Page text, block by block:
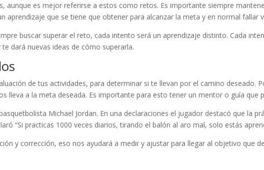
aunque es mejor referirse a estos como retos. Es importante siempre
aprendizaje que se tiene que obtener para alcanzar la meta y en normal fallar
buscar superar el reto, cada intento será un aprendizaje distinto. Cada
dará nuevas ideas de cómo superarla.
de tus actividades, para determinar si te llevan por el camino deseado.
lleva a la meta deseada. Es importante para esto tener un mentor o guía que
Michael Jordan. En una declaraciones el jugador destacó que la
“Si practicas 1000 veces diarios, tirando el balón al aro mal, solo estás
y corrección, eso nos ayudará a medir y ajustar para llegar al objetivo que